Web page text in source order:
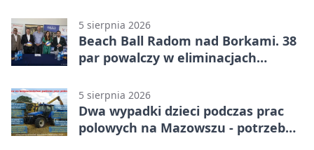
5 sierpnia 2026
Beach Ball Radom nad Borkami. 38
par powalczy w eliminacjach
5 sierpnia 2026
Dwa wypadki dzieci podczas prac
polowych na Mazowszu - potrzebna